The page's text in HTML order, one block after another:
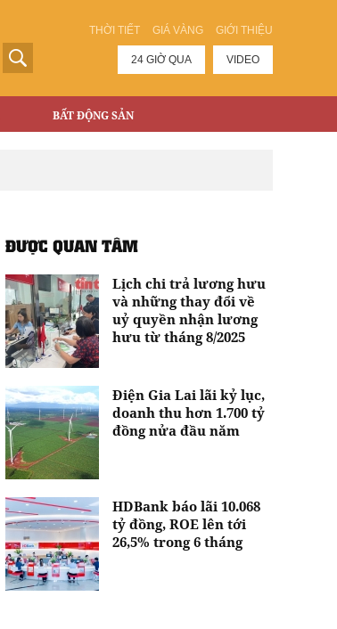
THỜI TIẾT GIÁ VÀNG GIỚI THIỆU
24 GIỜ QUA VIDEO
BẤT ĐỘNG SẢN
ĐƯỢC QUAN TÂM
Lịch chi trả lương hưu
và những thay đổi về
uỷ quyền nhận lương
hưu từ tháng 8/2025
Điện Gia Lai lãi kỷ lục,
doanh thu hơn 1.700 tỷ
đồng nửa đầu năm
HDBank báo lãi 10.068
tỷ đồng, ROE lên tới
26,5% trong 6 tháng